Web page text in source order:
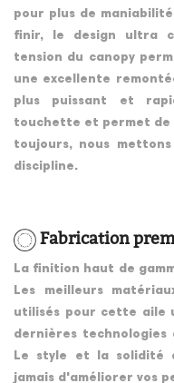
pour plus de
finir, le design ultra
tension du canopy
une excellente
plus puissant et
touchette et permet de
toujours, nous
discipline.
Fabrication
La finition haut de
Les meilleurs
utilisés pour cette aile
dernières
Le style et la solidité
jamais d'améliorer vos